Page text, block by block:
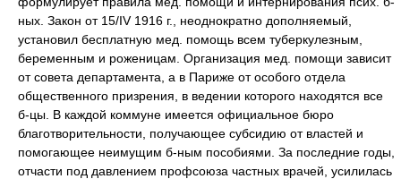
ных. Закон от 15/IV 1916 г., неоднократно дополняемый,
установил бесплатную мед. помощь всем туберкулезным,
беременным и роженицам. Организация мед. помощи зависит
от совета департамента, а в Париже от особого отдела
общественного призрения, в ведении которого находятся все
б-цы. В каждой коммуне имеется официальное бюро
благотворительности, получающее субсидию от властей и
помогающее неимущим б-ным пособиями. За последние годы,
отчасти под давлением профсоюза частных врачей, усилилась